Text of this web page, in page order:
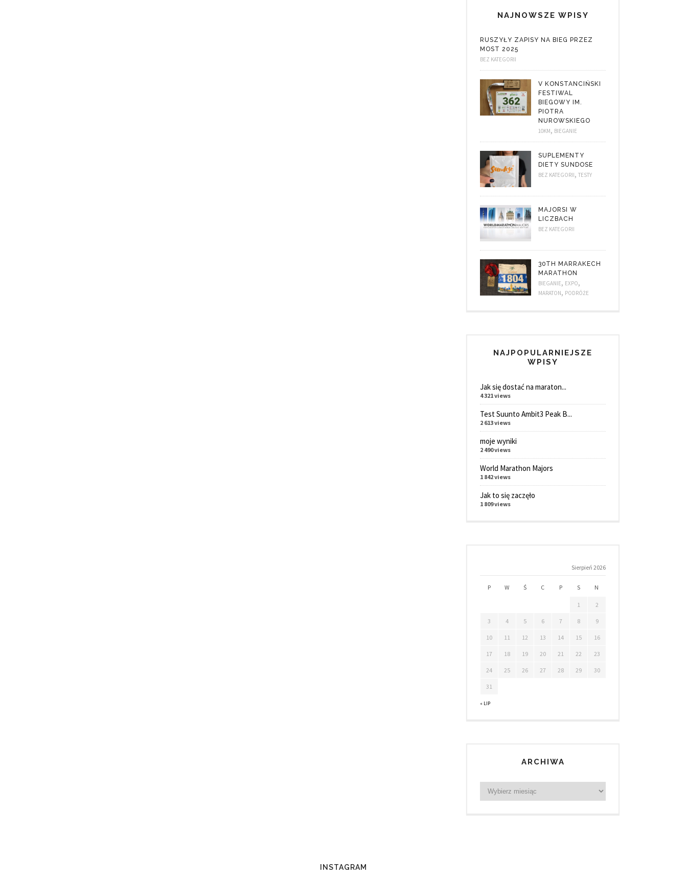
NAJNOWSZE WPISY
RUSZYŁY ZAPISY NA BIEG PRZEZ
MOST 2025
BEZ KATEGORII
V KONSTANCIŃSKI
FESTIWAL
BIEGOWY IM.
PIOTRA
NUROWSKIEGO
10KM, BIEGANIE
SUPLEMENTY
DIETY SUNDOSE
BEZ KATEGORII, TESTY
MAJORSI W
LICZBACH
BEZ KATEGORII
30TH MARRAKECH
MARATHON
BIEGANIE, EXPO,
MARATON, PODRÓŻE
NAJPOPULARNIEJSZE
WPISY
Jak się dostać na maraton...
4 321 views
Test Suunto Ambit3 Peak B...
2 613 views
moje wyniki
2 490 views
World Marathon Majors
1 842 views
Jak to się zaczęło
1 809 views
Sierpień 2026
P W Ś C P S N
« LIP
1 2
3 4 5 6 7 8 9
10 11 12 13 14 15 16
17 18 19 20 21 22 23
24 25 26 27 28 29 30
31
ARCHIWA
INSTAGRAM